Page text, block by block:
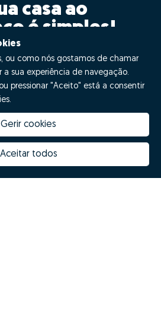
casa ao
é simples!
fazer GO!
ou como nós gostamos de chamar
a sua experiência de navegação.
pressionar "Aceito" está a consentir
Gerir cookies
Aceitar todos